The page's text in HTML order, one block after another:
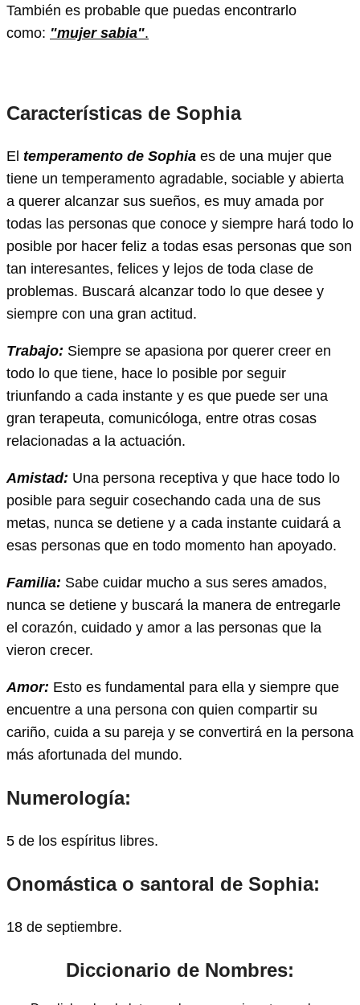
También es probable que puedas encontrarlo
como: "mujer sabia".
Características de Sophia
El temperamento de Sophia es de una mujer que
tiene un temperamento agradable, sociable y abierta
a querer alcanzar sus sueños, es muy amada por
todas las personas que conoce y siempre hará todo lo
posible por hacer feliz a todas esas personas que son
tan interesantes, felices y lejos de toda clase de
problemas. Buscará alcanzar todo lo que desee y
siempre con una gran actitud.
Trabajo: Siempre se apasiona por querer creer en
todo lo que tiene, hace lo posible por seguir
triunfando a cada instante y es que puede ser una
gran terapeuta, comunicóloga, entre otras cosas
relacionadas a la actuación.
Amistad: Una persona receptiva y que hace todo lo
posible para seguir cosechando cada una de sus
metas, nunca se detiene y a cada instante cuidará a
esas personas que en todo momento han apoyado.
Familia: Sabe cuidar mucho a sus seres amados,
nunca se detiene y buscará la manera de entregarle
el corazón, cuidado y amor a las personas que la
vieron crecer.
Amor: Esto es fundamental para ella y siempre que
encuentre a una persona con quien compartir su
cariño, cuida a su pareja y se convertirá en la persona
más afortunada del mundo.
Numerología:
5 de los espíritus libres.
Onomástica o santoral de Sophia:
18 de septiembre.
Diccionario de Nombres: